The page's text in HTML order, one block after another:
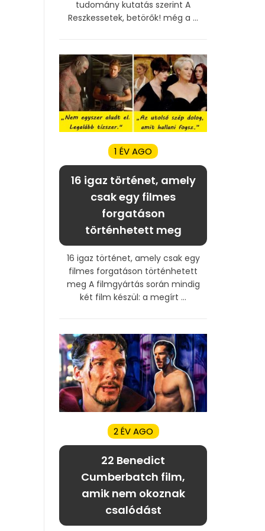
tudomány kutatás szerint A
Reszkessetek, betörők! még a ...
1 ÉV AGO
16 igaz történet, amely
csak egy filmes
forgatáson
történhetett meg
16 igaz történet, amely csak egy
filmes forgatáson történhetett
meg A filmgyártás során mindig
két film készül: a megírt ...
2 ÉV AGO
22 Benedict
Cumberbatch film,
amik nem okoznak
csalódást